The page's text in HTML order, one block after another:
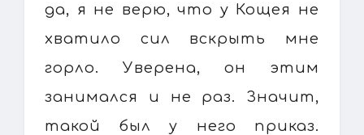
да, я не верю, что у Кощея не
хватило сил вскрыть мне
горло. Уверена, он этим
занимался и не раз. Значит,
такой был у него приказ.